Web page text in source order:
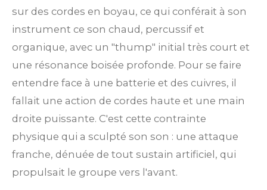
sur des cordes en boyau, ce qui conférait à son
instrument ce son chaud, percussif et
organique, avec un "thump" initial très court et
une résonance boisée profonde. Pour se faire
entendre face à une batterie et des cuivres, il
fallait une action de cordes haute et une main
droite puissante. C'est cette contrainte
physique qui a sculpté son son : une attaque
franche, dénuée de tout sustain artificiel, qui
propulsait le groupe vers l'avant.